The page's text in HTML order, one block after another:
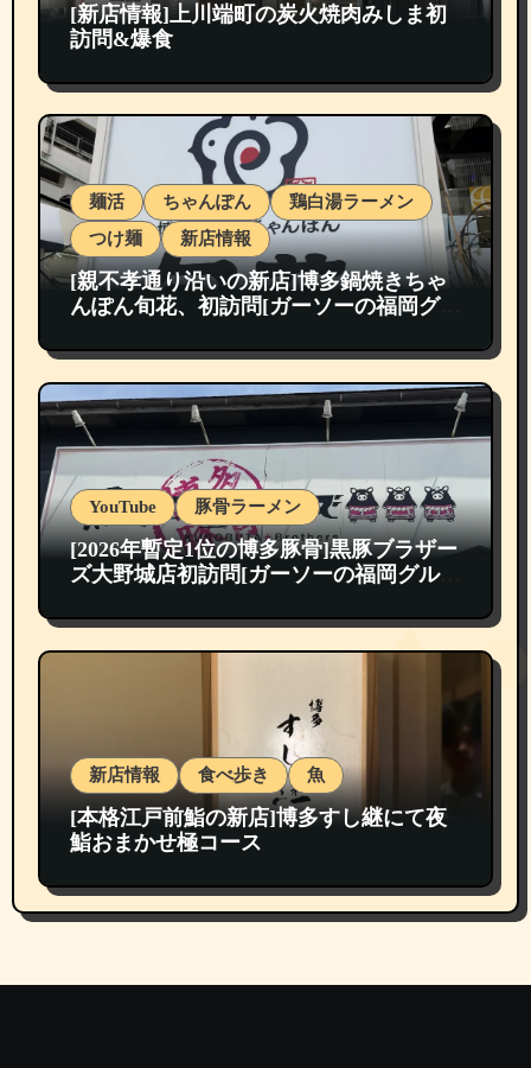
[新店情報]上川端町の炭火焼肉みしま初
訪問&爆食
麺活 ちゃんぽん
鶏白湯ラーメン
つけ麺
新店情報
[親不孝通り沿いの新店]博多鍋焼きちゃ
んぽん旬花、初訪問[ガーソーの福岡グル
YouTube 豚骨ラーメン
[2026年暫定1位の博多豚骨]黒豚ブラザー
ズ大野城店初訪問[ガーソーの福岡グルメ
新店情報 食べ歩き 魚
[本格江戸前鮨の新店]博多すし継にて夜
鮨おまかせ極コース